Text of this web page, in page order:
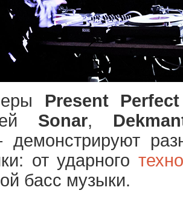
Present Perfect
Sonar,
демонстрируют
от ударного техно
басс музыки.